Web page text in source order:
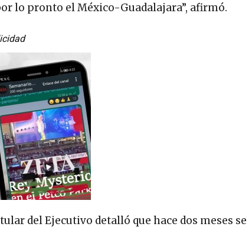
lo pronto el México-Guadalajara”, afirmó.
del Ejecutivo detalló que hace dos meses se